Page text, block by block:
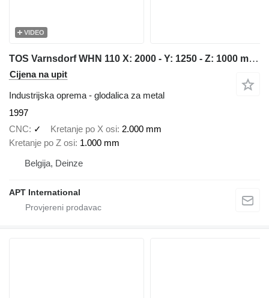
VIDEO
TOS Varnsdorf WHN 110 X: 2000 - Y: 1250 - Z: 1000 mm CNC
Cijena na upit
Industrijska oprema - glodalica za metal
1997
CNC
✓ Kretanje po X osi 2.000 mm
Kretanje po Z osi 1.000 mm
Belgija, Deinze
APT International